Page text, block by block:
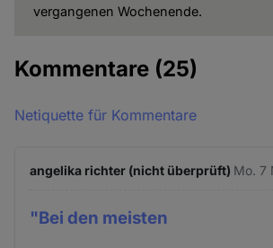
vergangenen Wochenende.
Kommentare (25)
Netiquette für Kommentare
angelika richter (nicht überprüft) Mo. 7
"Bei den meisten